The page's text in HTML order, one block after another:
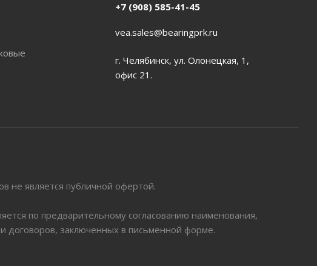
+7 (908) 585-41-45
vea.sales@bearingprk.ru
г. Челябинск, ул. Олонецкая, 1,
офис 21.
не является публичной офертой.
по предварительному согласованию наименования,
договоров, заключенных в письменной форме.